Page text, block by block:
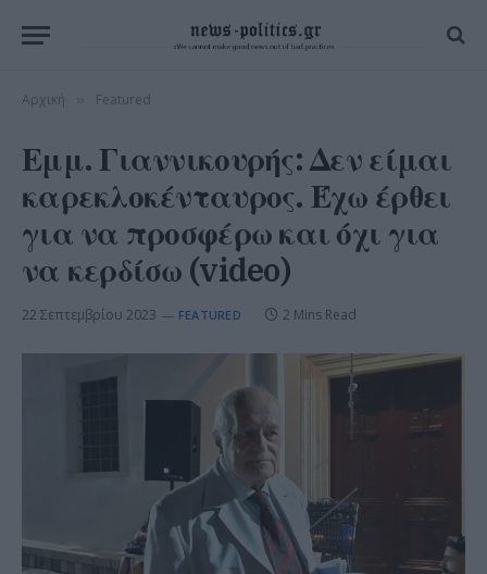
Αρχική Featured
Εμμ. Γιαννικουρής: Δεν είμαι
καρεκλοκένταυρος. Έχω έρθει
για να προσφέρω και όχι για
να κερδίσω (video)
22 Σεπτεμβρίου 2023 FEATURED 2 Mins Read